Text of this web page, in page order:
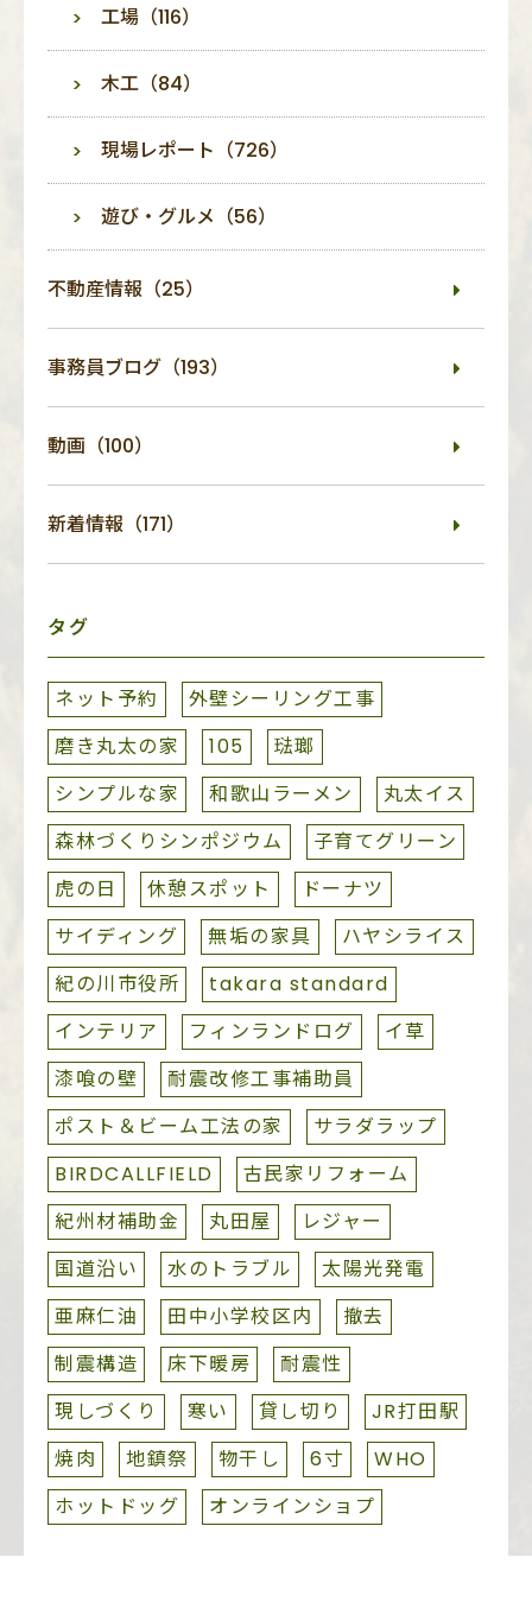
工場（116）
木工（84）
現場レポート（726）
遊び・グルメ（56）
不動産情報（25）
事務員ブログ（193）
動画（100）
新着情報（171）
タグ
ネット予約
外壁シーリング工事
磨き丸太の家
105
琺瑯
シンプルな家
和歌山ラーメン
丸太イス
森林づくりシンポジウム
子育てグリーン
虎の日
休憩スポット
ドーナツ
サイディング
無垢の家具
ハヤシライス
紀の川市役所
takara standard
インテリア
フィンランドログ
イ草
漆喰の壁
耐震改修工事補助員
ポスト＆ビーム工法の家
サラダラップ
BIRDCALLFIELD
古民家リフォーム
紀州材補助金
丸田屋
レジャー
国道沿い
水のトラブル
太陽光発電
亜麻仁油
田中小学校区内
撤去
制震構造
床下暖房
耐震性
現しづくり
寒い 貸し切り
JR打田駅
焼肉
地鎮祭 物干し 6寸
WHO
ホットドッグ
オンラインショプ